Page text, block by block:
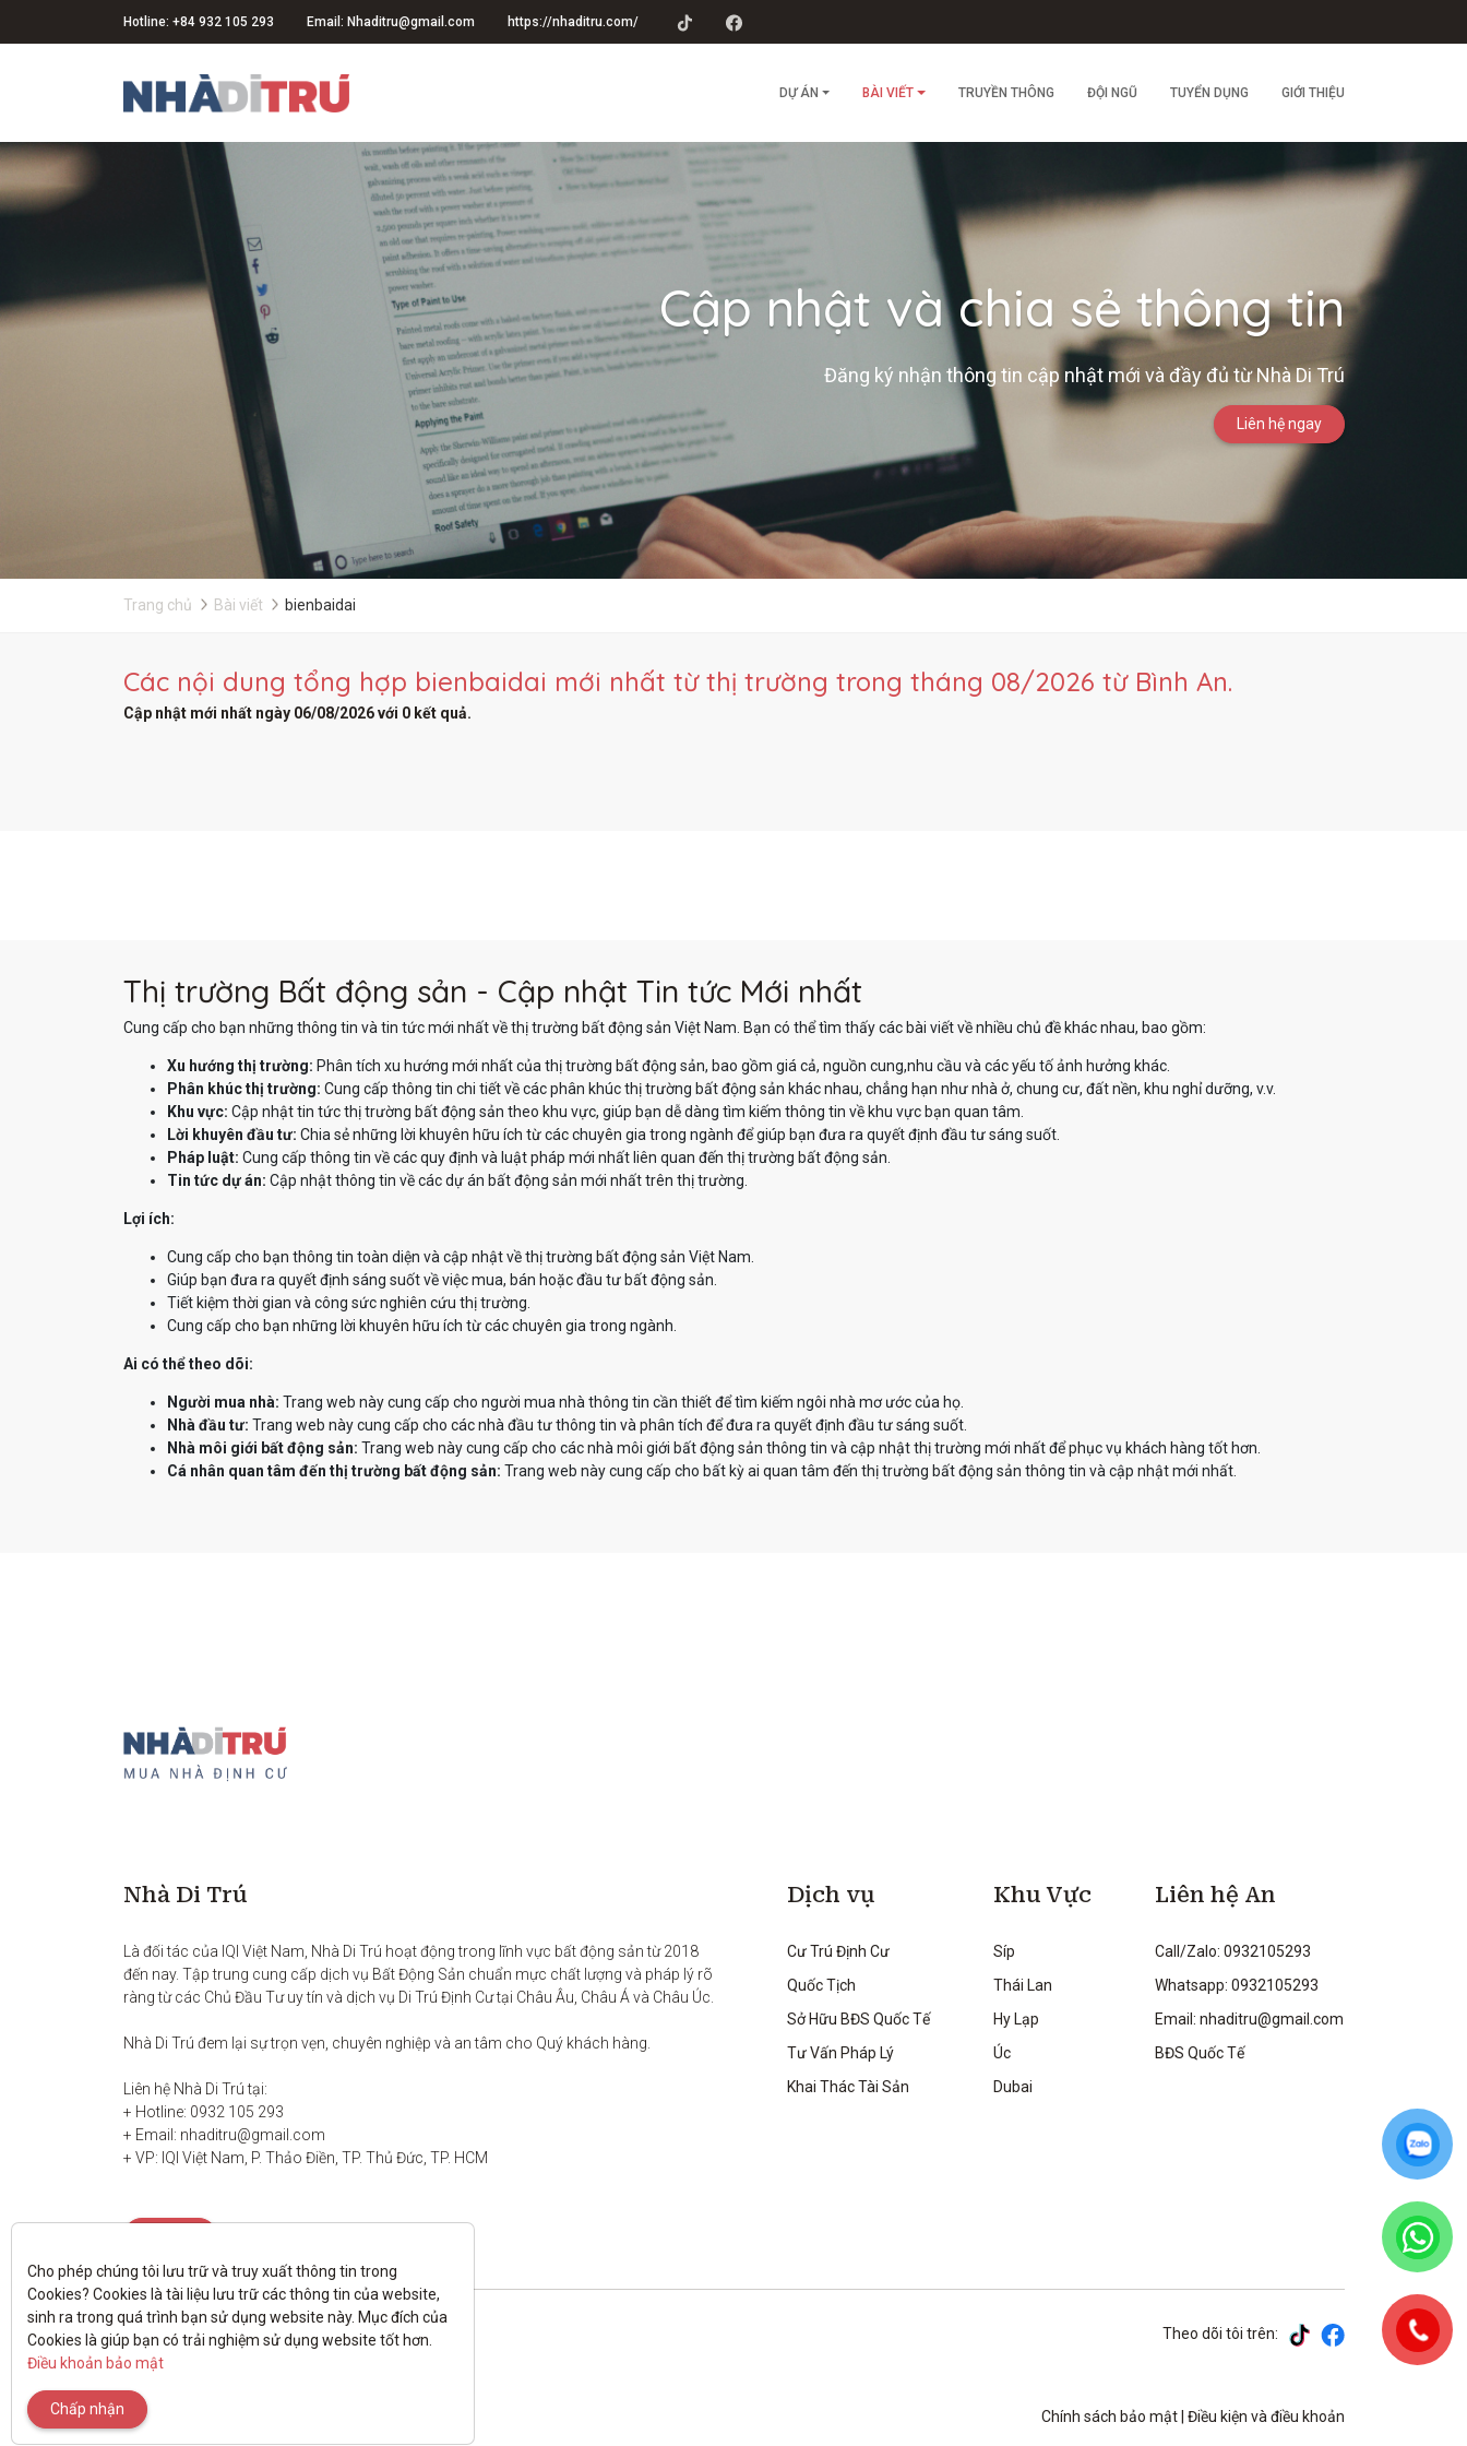
Hotline: +84 932 105 293 Email: Nhaditru@gmail.com https://nhaditru.com/
DỰ ÁN BÀI VIẾT TRUYỀN THÔNG ĐỘI NGŨ TUYỂN DỤNG GIỚI THIỆU
Cập nhật và chia sẻ thông tin
Đăng ký nhận thông tin cập nhật mới và đầy đủ từ Nhà Di Trú
Liên hệ ngay
Trang chủ Bài viết bienbaidai
Các nội dung tổng hợp bienbaidai mới nhất từ thị trường trong tháng 08/2026 từ Bình An.
Cập nhật mới nhất ngày 06/08/2026 với 0 kết quả.
Thị trường Bất động sản - Cập nhật Tin tức Mới nhất
Cung cấp cho bạn những thông tin và tin tức mới nhất về thị trường bất động sản Việt Nam. Bạn có thể tìm thấy các bài viết về nhiều chủ đề khác nhau, bao gồm:
Xu hướng thị trường: Phân tích xu hướng mới nhất của thị trường bất động sản, bao gồm giá cả, nguồn cung,nhu cầu và các yếu tố ảnh hưởng khác.
Phân khúc thị trường: Cung cấp thông tin chi tiết về các phân khúc thị trường bất động sản khác nhau, chẳng hạn như nhà ở, chung cư, đất nền, khu nghỉ dưỡng, v.v.
Khu vực: Cập nhật tin tức thị trường bất động sản theo khu vực, giúp bạn dễ dàng tìm kiếm thông tin về khu vực bạn quan tâm.
Lời khuyên đầu tư: Chia sẻ những lời khuyên hữu ích từ các chuyên gia trong ngành để giúp bạn đưa ra quyết định đầu tư sáng suốt.
Pháp luật: Cung cấp thông tin về các quy định và luật pháp mới nhất liên quan đến thị trường bất động sản.
Tin tức dự án: Cập nhật thông tin về các dự án bất động sản mới nhất trên thị trường.
Lợi ích:
Cung cấp cho bạn thông tin toàn diện và cập nhật về thị trường bất động sản Việt Nam.
Giúp bạn đưa ra quyết định sáng suốt về việc mua, bán hoặc đầu tư bất động sản.
Tiết kiệm thời gian và công sức nghiên cứu thị trường.
Cung cấp cho bạn những lời khuyên hữu ích từ các chuyên gia trong ngành.
Ai có thể theo dõi:
Người mua nhà: Trang web này cung cấp cho người mua nhà thông tin cần thiết để tìm kiếm ngôi nhà mơ ước của họ.
Nhà đầu tư: Trang web này cung cấp cho các nhà đầu tư thông tin và phân tích để đưa ra quyết định đầu tư sáng suốt.
Nhà môi giới bất động sản: Trang web này cung cấp cho các nhà môi giới bất động sản thông tin và cập nhật thị trường mới nhất để phục vụ khách hàng tốt hơn.
Cá nhân quan tâm đến thị trường bất động sản: Trang web này cung cấp cho bất kỳ ai quan tâm đến thị trường bất động sản thông tin và cập nhật mới nhất.
Nhà Di Trú
Là đối tác của IQI Việt Nam, Nhà Di Trú hoạt động trong lĩnh vực bất động sản từ 2018
đến nay. Tập trung cung cấp dịch vụ Bất Động Sản chuẩn mực chất lượng và pháp lý rõ
ràng từ các Chủ Đầu Tư uy tín và dịch vụ Di Trú Định Cư tại Châu Âu, Châu Á và Châu Úc.
Nhà Di Trú đem lại sự trọn vẹn, chuyên nghiệp và an tâm cho Quý khách hàng.
Liên hệ Nhà Di Trú tại:
+ Hotline: 0932 105 293
+ Email: nhaditru@gmail.com
+ VP: IQI Việt Nam, P. Thảo Điền, TP. Thủ Đức, TP. HCM
Dịch vụ
Cư Trú Định Cư
Quốc Tịch
Sở Hữu BĐS Quốc Tế
Tư Vấn Pháp Lý
Khai Thác Tài Sản
Khu Vực
Síp
Thái Lan
Hy Lạp
Úc
Dubai
Liên hệ An
Call/Zalo: 0932105293
Whatsapp: 0932105293
Email: nhaditru@gmail.com
BĐS Quốc Tế
Theo dõi tôi trên:
All rights reserved. Chính sách bảo mật| Điều kiện và điều khoản
Cho phép chúng tôi lưu trữ và truy xuất thông tin trong
Cookies? Cookies là tài liệu lưu trữ các thông tin của website,
sinh ra trong quá trình bạn sử dụng website này. Mục đích của
Điều khoản bảo mật
Chấp nhận